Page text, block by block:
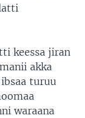
keessa jiran
akka
turuu
waraana